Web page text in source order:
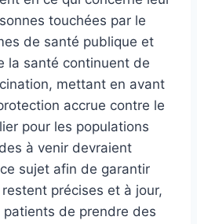
touchées par le
de santé publique et
la santé continuent de
mettant en avant
accrue contre le
pour les populations
à venir devraient
sujet afin de garantir
précises et à jour,
de prendre des